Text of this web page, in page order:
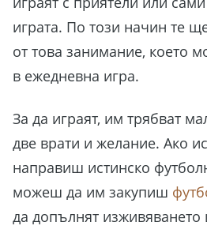
играта. По този начин те
от това занимание, което
в ежедневна игра.
За да играят, им трябват
две врати и желание. Ако
направиш истинско
можеш да им закупиш
да допълнят изживяването